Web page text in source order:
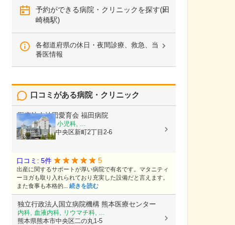
予約ができる病院・クリニックを探す(田
崎橋駅)
各都道府県の休日・夜間診療、救急、当
番医情報
口コミがある病院・クリニック
医療法人社団愛育会 福田病院
産科, 婦人科, 小児科, ...
熊本県熊本市中央区新町2丁目2-6
口コミ: 5件 5
出産に関するサポートが厚い病院で有名です。マタニティ
ーヨガも取り入れられており充実した設備だと言えます。
また食事も本格的... 続きを読む
独立行政法人国立病院機構 熊本医療センター
内科, 血液内科, リウマチ科, ...
熊本県熊本市中央区二の丸1-5